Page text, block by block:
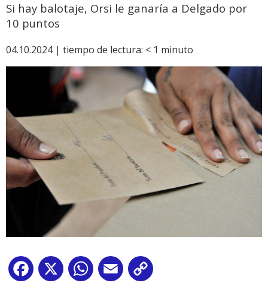
Si hay balotaje, Orsi le ganaría a Delgado por
10 puntos
04.10.2024 | tiempo de lectura: < 1 minuto
Facebook
X WhatsApp
Email